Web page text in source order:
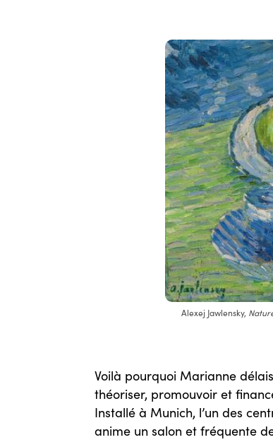
Alexej Jawlensky,
Voilà pourquoi Marianne
théoriser, promouvoir et
Installé à Munich, l’un des
anime un salon et fréquente